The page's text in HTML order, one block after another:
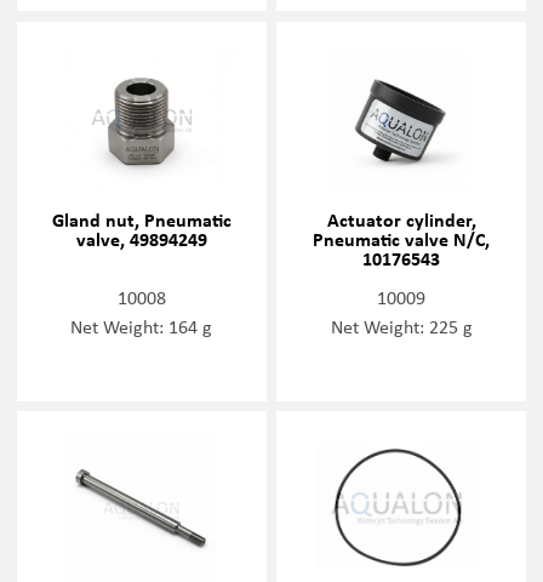
Gland nut, Pneumatic
valve, 49894249
10008
Net Weight: 164 g
Actuator cylinder,
Pneumatic valve N/C,
10176543
10009
Net Weight: 225 g